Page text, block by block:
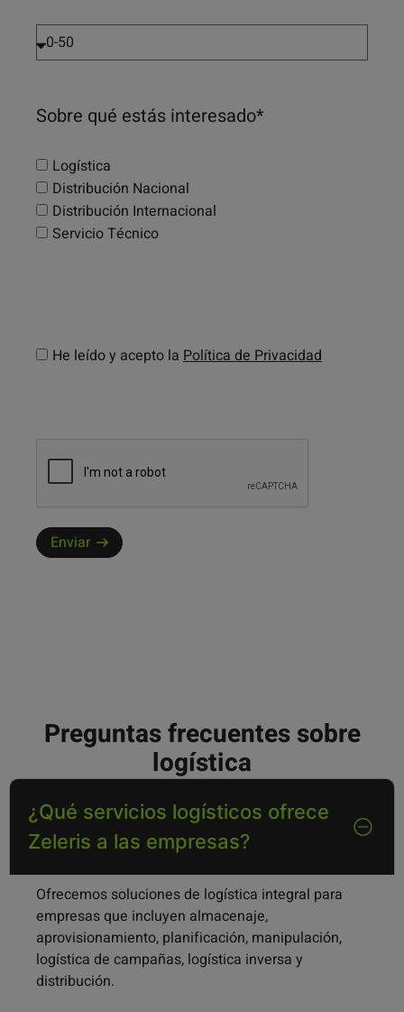
Sobre qué estás interesado*
Logística
Distribución Nacional
Distribución Internacional
Servicio Técnico
He leído y acepto la Política de Privacidad
Enviar
Preguntas frecuentes sobre
logística
¿Qué servicios logísticos ofrece
Zeleris a las empresas?
Ofrecemos soluciones de logística integral para
empresas que incluyen almacenaje,
aprovisionamiento, planificación, manipulación,
logística de campañas, logística inversa y
distribución.